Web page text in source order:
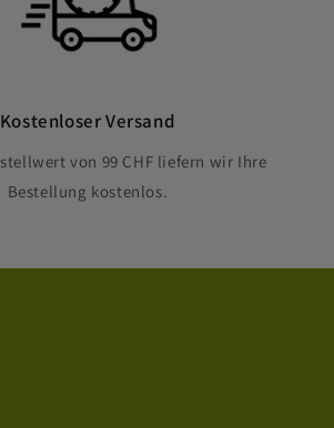
Kostenloser Versand
von 99 CHF liefern wir Ihre
Bestellung kostenlos.